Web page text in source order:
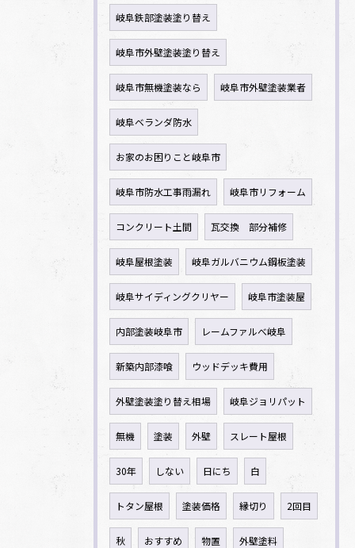
岐阜鉄部塗装塗り替え
岐阜市外壁塗装塗り替え
岐阜市無機塗装なら 岐阜市外壁塗装業者
岐阜ベランダ防水
お家のお困りこと岐阜市
岐阜市防水工事雨漏れ 岐阜市リフォーム
コンクリート土間 瓦交換 部分補修
岐阜屋根塗装 岐阜ガルバニウム鋼板塗装
岐阜サイディングクリヤー 岐阜市塗装屋
内部塗装岐阜市 レームファルべ岐阜
新築内部漆喰 ウッドデッキ費用
外壁塗装塗り替え相場 岐阜ジョリパット
無機 塗装 外壁 スレート屋根
30年 しない 日にち 白
トタン屋根 塗装価格 縁切り 2回目
秋 おすすめ 物置 外壁塗料